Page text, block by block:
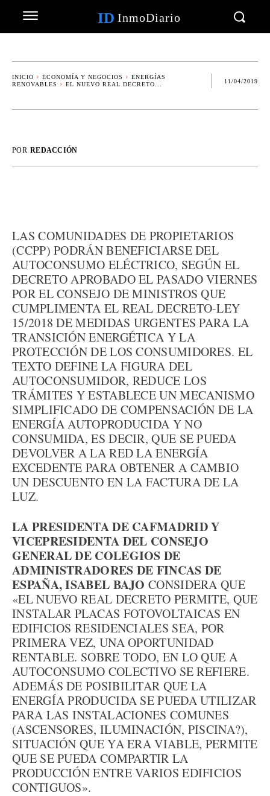
ID InmoDiario
INICIO ECONOMÍA Y NEGOCIOS
ENERGÍAS
RENOVABLES
EL NUEVO REAL DECRETO...
11/04/2019
POR REDACCIÓN
LAS COMUNIDADES DE PROPIETARIOS
(CCPP) PODRÁN BENEFICIARSE DEL
AUTOCONSUMO ELÉCTRICO, SEGÚN EL
DECRETO APROBADO EL PASADO VIERNES
POR EL CONSEJO DE MINISTROS QUE
CUMPLIMENTA EL REAL DECRETO-LEY
15/2018 DE MEDIDAS URGENTES PARA LA
TRANSICIÓN ENERGÉTICA Y LA
PROTECCIÓN DE LOS CONSUMIDORES. EL
TEXTO DEFINE LA FIGURA DEL
AUTOCONSUMIDOR, REDUCE LOS
TRÁMITES Y ESTABLECE UN MECANISMO
SIMPLIFICADO DE COMPENSACIÓN DE LA
ENERGÍA AUTOPRODUCIDA Y NO
CONSUMIDA, ES DECIR, QUE SE PUEDA
DEVOLVER A LA RED LA ENERGÍA
EXCEDENTE PARA OBTENER A CAMBIO
UN DESCUENTO EN LA FACTURA DE LA
LUZ.
LA PRESIDENTA DE CAFMADRID Y
VICEPRESIDENTA DEL CONSEJO
GENERAL DE COLEGIOS DE
ADMINISTRADORES DE FINCAS DE
ESPAÑA, ISABEL BAJOCONSIDERA QUE
«EL NUEVO REAL DECRETO PERMITE, QUE
INSTALAR PLACAS FOTOVOLTAICAS EN
EDIFICIOS RESIDENCIALES SEA, POR
PRIMERA VEZ, UNA OPORTUNIDAD
RENTABLE. SOBRE TODO, EN LO QUE A
AUTOCONSUMO COLECTIVO SE REFIERE.
ADEMÁS DE POSIBILITAR QUE LA
ENERGÍA PRODUCIDA SE PUEDA UTILIZAR
PARA LAS INSTALACIONES COMUNES
(ASCENSORES, ILUMINACIÓN, PISCINA?),
SITUACIÓN QUE YA ERA VIABLE, PERMITE
QUE SE PUEDA COMPARTIR LA
PRODUCCIÓN ENTRE VARIOS EDIFICIOS
CONTIGUOS».